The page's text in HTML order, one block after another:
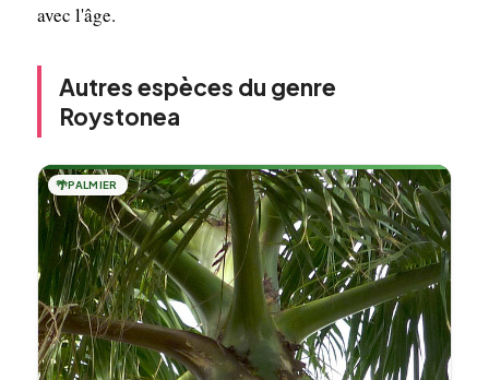
avec l'âge.
Autres espèces du genre
Roystonea
🌴PALMIER